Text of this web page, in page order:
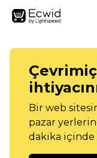
Bir web
pazar
dakika